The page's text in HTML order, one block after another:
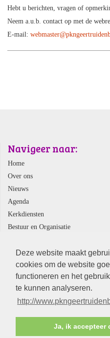
Deze website maakt
cookies om de website
functioneren en het
te kunnen analyseren.
http://
Ja, ik accepteer
Hebt u berichten, vragen of
Neem a.u.b. contact op met de
E-mail:
Navigeer naar:
Home
Over ons
Nieuws
Agenda
Kerkdiensten
Bestuur en Organisatie
Contact